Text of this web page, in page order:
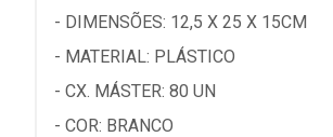
- DIMENSÕES: 12,5 X 25 X 15CM
- MATERIAL: PLÁSTICO
- CX. MÁSTER: 80 UN
- COR: BRANCO